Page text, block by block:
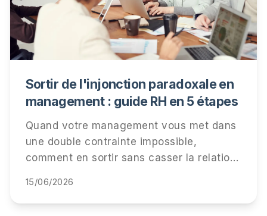
Sortir de l'injonction paradoxale en
management : guide RH en 5 étapes
Quand votre management vous met dans
une double contrainte impossible,
comment en sortir sans casser la relation
scripts de métacommunication, retour
d'expérience cabinet.
15/06/2026